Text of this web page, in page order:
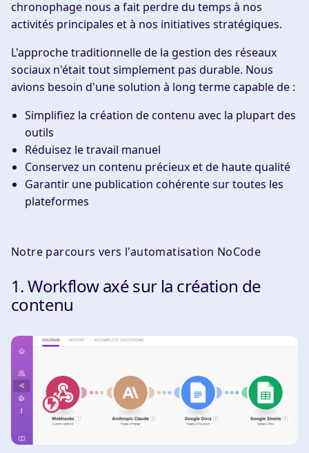
chronophage nous a fait perdre du temps à nos
activités principales et à nos initiatives stratégiques.
L'approche traditionnelle de la gestion des réseaux
sociaux n'était tout simplement pas durable. Nous
avions besoin d'une solution à long terme capable de :
Simplifiez la création de contenu avec la plupart des
outils
Réduisez le travail manuel
Conservez un contenu précieux et de haute qualité
Garantir une publication cohérente sur toutes les
plateformes
Notre parcours vers l'automatisation NoCode
1. Workflow axé sur la création de
contenu